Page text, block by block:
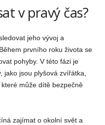
v pravý čas?
jeho vývoj a
prvního roku života se
pohyby. V této fázi je
jako jsou plyšová zvířátka,
může dítě bezpečně
zajímat o okolní svět a